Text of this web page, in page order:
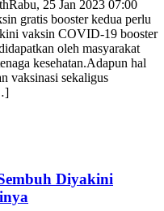
25 Jan 2023 07:00
gratis booster kedua perlu
vaksin COVID-19 booster
oleh masyarakat
kesehatan.Adapun hal
vaksinasi sekaligus
Diyakini